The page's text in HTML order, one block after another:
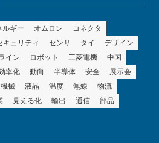
ルギー オムロン
コネクタ
キュリティ センサ タイ
デザイン
イン ロボット 三菱電機
中国
率化 動向 半導体 安全
展示会
機械 液晶 温度 無線
物流
見える化 輸出 通信
部品